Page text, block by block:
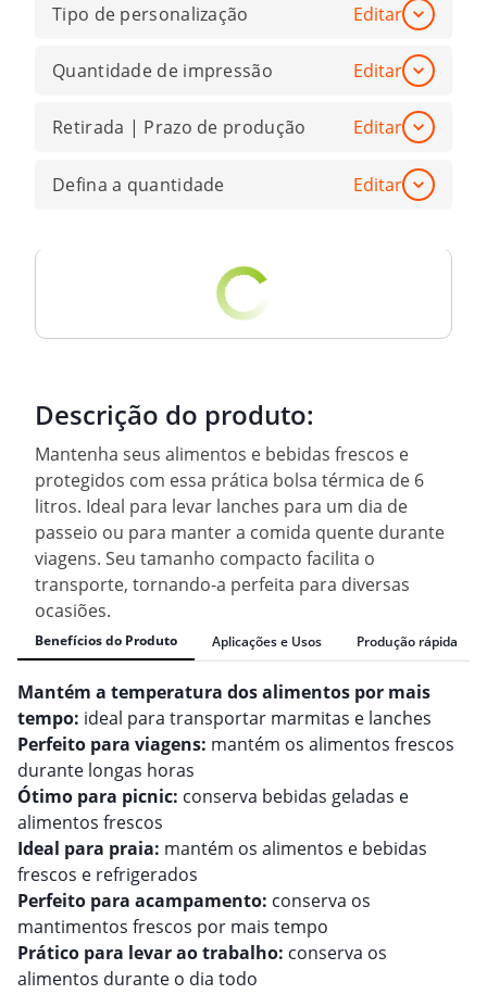
Tipo de personalização Editar
Quantidade de impressão Editar
Retirada | Prazo de produção Editar
Defina a quantidade Editar
Descrição do produto:
Mantenha seus alimentos e bebidas frescos e
protegidos com essa prática bolsa térmica de 6
litros. Ideal para levar lanches para um dia de
passeio ou para manter a comida quente durante
viagens. Seu tamanho compacto facilita o
transporte, tornando-a perfeita para diversas
ocasiões.
Benefícios do Produto Aplicações e Usos Produção rápida
Mantém a temperatura dos alimentos por mais
tempo: ideal para transportar marmitas e lanches
Perfeito para viagens: mantém os alimentos frescos
durante longas horas
Ótimo para picnic: conserva bebidas geladas e
alimentos frescos
Ideal para praia: mantém os alimentos e bebidas
frescos e refrigerados
Perfeito para acampamento: conserva os
mantimentos frescos por mais tempo
Prático para levar ao trabalho: conserva os
alimentos durante o dia todo